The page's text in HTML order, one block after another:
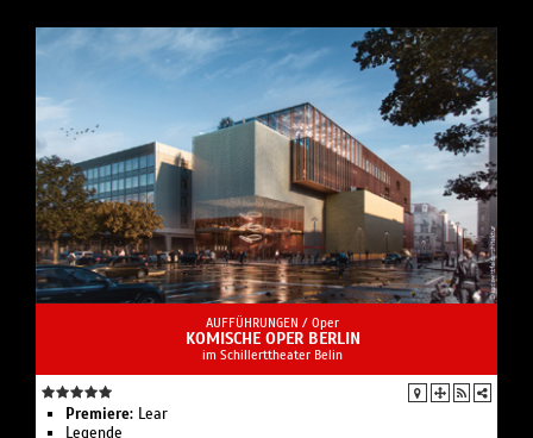
AUFFÜHRUNGEN / Oper
KOMISCHE OPER BERLIN
im Schillerttheater Belin
Premiere: Lear
Legende